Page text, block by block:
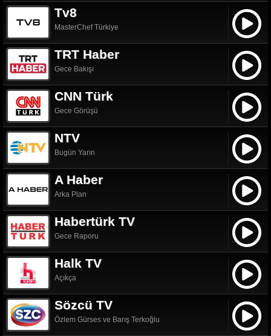
Tv8
MasterChef Türkiye
TRT Haber
Gece Bakışı
CNN Türk
Gece Görüşü
NTV
Bugün Yarın
A Haber
Arka Plan
Habertürk TV
Gece Raporu
Halk TV
Açıkça
Sözcü TV
Özlem Gürses ve Barış Terkoğlu